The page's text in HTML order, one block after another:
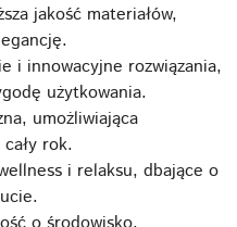
jakość materiałów,
i innowacyjne rozwiązania,
użytkowania.
umożliwiająca
rok.
i relaksu, dbające o